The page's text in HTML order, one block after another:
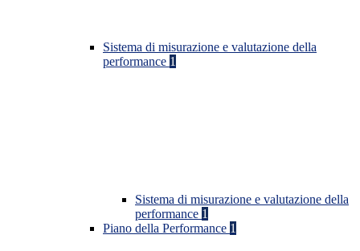
Sistema di misurazione e valutazione della
performance 1
Sistema di misurazione e valutazione della
performance 1
Piano della Performance 1